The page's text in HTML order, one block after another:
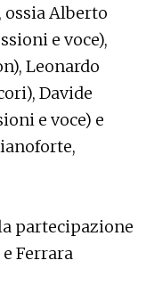
Alberto
e voce),
Leonardo
Davide
e voce) e
partecipazione
Ferrara